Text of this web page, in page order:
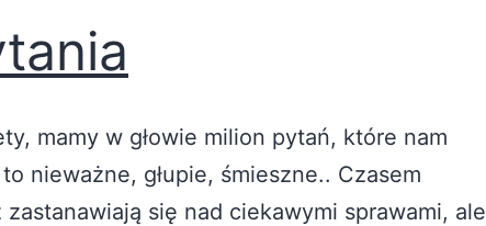
mamy w głowie milion pytań, które nam
nieważne, głupie, śmieszne.. Czasem
się nad ciekawymi sprawami, ale